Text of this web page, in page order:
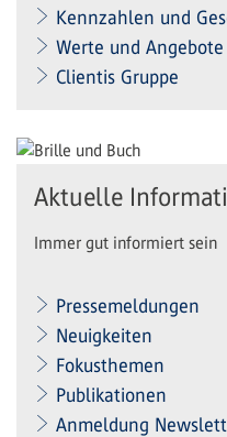
Kennzahlen und
Werte und Angebote
Clientis Gruppe
Aktuelle
Immer gut informiert sein
Pressemeldungen
Neuigkeiten
Fokusthemen
Publikationen
Anmeldung